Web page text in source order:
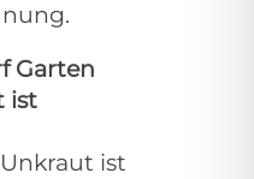
Garten
ist
ist